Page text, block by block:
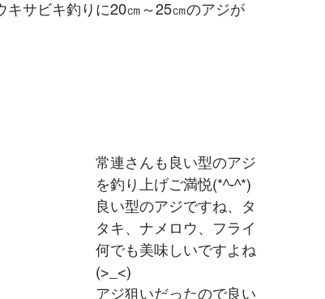
サビキ釣りに20㎝～25㎝のアジが
常連さんも良い型のアジ
を釣り上げご満悦(*^-^*)
良い型のアジですね、タ
タキ、ナメロウ、フライ
何でも美味しいですよね
(>_<)
アジ狙いだったので良い